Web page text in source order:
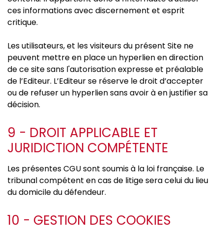
ces informations avec discernement et esprit
critique.
Les utilisateurs, et les visiteurs du présent Site ne
peuvent mettre en place un hyperlien en direction
de ce site sans l'autorisation expresse et préalable
de l’Editeur. L’Editeur se réserve le droit d’accepter
ou de refuser un hyperlien sans avoir à en justifier sa
décision.
9 - DROIT APPLICABLE ET
JURIDICTION COMPÉTENTE
Les présentes CGU sont soumis à la loi française. Le
tribunal compétent en cas de litige sera celui du lieu
du domicile du défendeur.
10 - GESTION DES COOKIES